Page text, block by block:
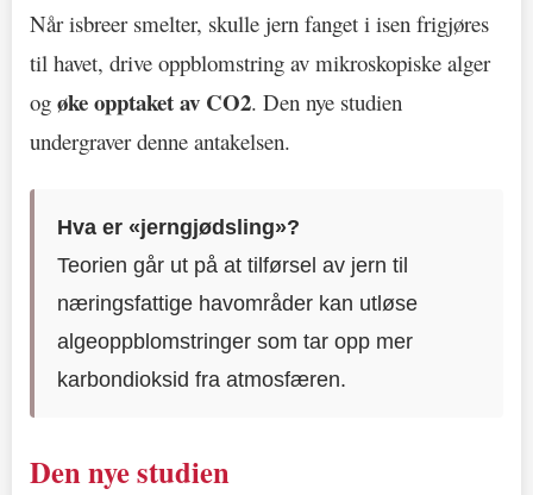
Når isbreer smelter, skulle jern fanget i isen frigjøres
til havet, drive oppblomstring av mikroskopiske alger
og øke opptaket av CO2. Den nye studien
undergraver denne antakelsen.
Hva er «jerngjødsling»?
Teorien går ut på at tilførsel av jern til
næringsfattige havområder kan utløse
algeoppblomstringer som tar opp mer
karbondioksid fra atmosfæren.
Den nye studien